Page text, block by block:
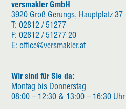
versmakler GmbH
3920 Groß Gerungs, Hauptplatz 37
T: 02812 / 51277
F: 02812 / 51277 20
E: office@versmakler.at
Wir sind für Sie da:
Montag bis Donnerstag
08:00 – 12:30 & 13:00 – 16:30 Uhr